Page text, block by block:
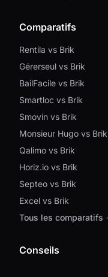
Comparatifs
Rentila vs Brik
Gérerseul vs Brik
BailFacile vs Brik
Smartloc vs Brik
Smovin vs Brik
Monsieur Hugo vs Brik
Qalimo vs Brik
Horiz.io vs Brik
Septeo vs Brik
Excel vs Brik
Tous les comparatifs
Conseils